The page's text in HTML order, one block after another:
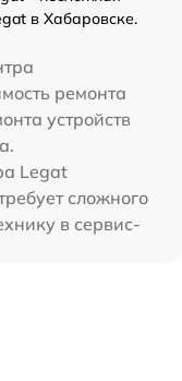
в Хабаровске.
ремонта
устройств
Legat
сложного
в сервис-